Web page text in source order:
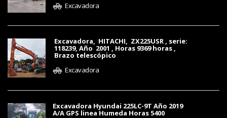
Excavadora
Excavadora, HITACHI, ZX225USR , serie:
118239, Año 2001 , Horas 9369 horas ,
Brazo telescópico
Excavadora
Excavadora Hyundai 225LC-9T Año 2019
A/A GPS linea Humeda Horas 5400